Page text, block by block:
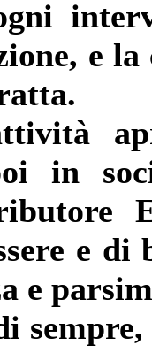
e la
in
e di
e